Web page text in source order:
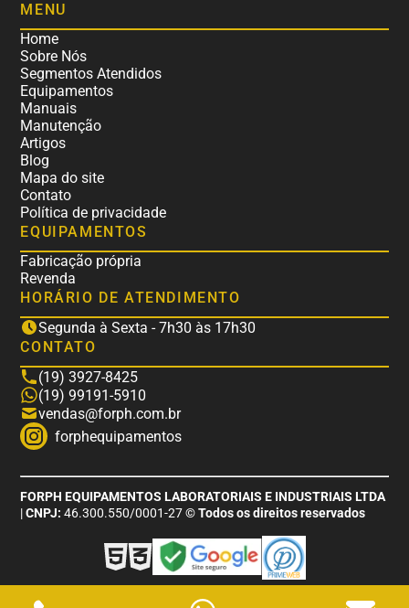
MENU
Home
Sobre Nós
Segmentos Atendidos
Equipamentos
Manuais
Manutenção
Artigos
Blog
Mapa do site
Contato
Política de privacidade
EQUIPAMENTOS
Fabricação própria
Revenda
HORÁRIO DE ATENDIMENTO
Segunda à Sexta - 7h30 às 17h30
CONTATO
(19) 3927-8425
(19) 99191-5910
vendas@forph.com.br
forphequipamentos
FORPH EQUIPAMENTOS LABORATORIAIS E INDUSTRIAIS LTDA
|CNPJ: 46.300.550/0001-27© Todos os direitos reservados